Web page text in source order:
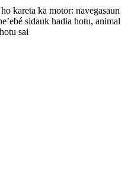
kareta ka motor: navegasaun
sidauk hadia hotu, animal
sai